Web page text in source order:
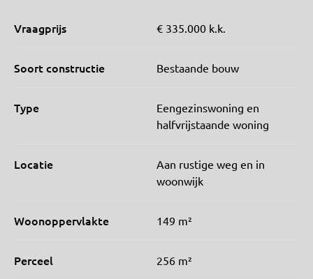
Vraagprijs € 335.000 k.k.
Soort constructie Bestaande bouw
Type
Eengezinswoning en
halfvrijstaande woning
Locatie
Aan rustige weg en in
woonwijk
Woonoppervlakte 149 m²
Perceel 256 m²